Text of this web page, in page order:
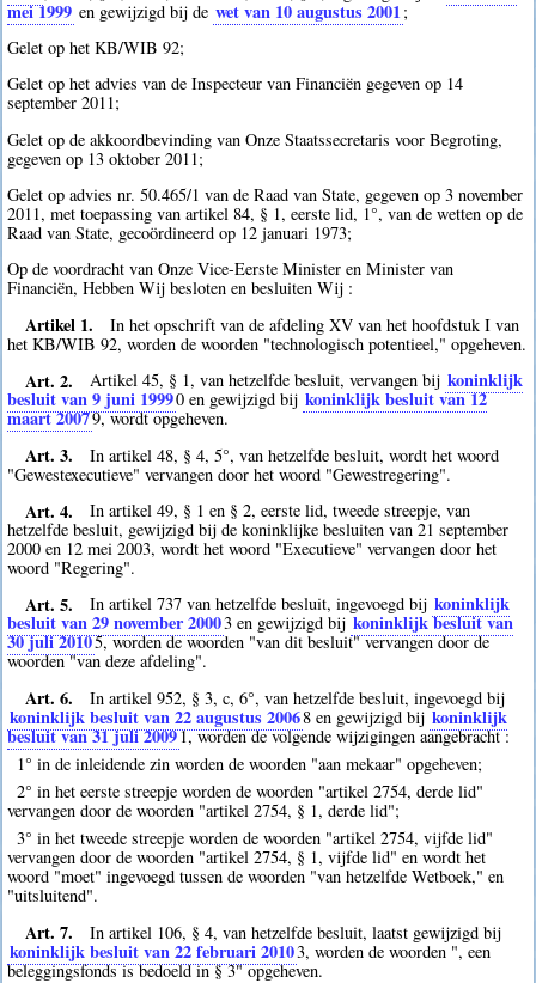
mei 1999 en gewijzigd bij de wet van 10 augustus 2001;
Gelet op het KB/WIB 92;
Gelet op het advies van de Inspecteur van Financiën gegeven op 14
september 2011;
Gelet op de akkoordbevinding van Onze Staatssecretaris voor Begroting,
gegeven op 13 oktober 2011;
Gelet op advies nr. 50.465/1 van de Raad van State, gegeven op 3 november
2011, met toepassing van artikel 84, § 1, eerste lid, 1°, van de wetten op de
Raad van State, gecoördineerd op 12 januari 1973;
Op de voordracht van Onze Vice-Eerste Minister en Minister van
Financiën, Hebben Wij besloten en besluiten Wij :
Artikel 1.
In het opschrift van de afdeling XV van het hoofdstuk I van
het KB/WIB 92, worden de woorden "technologisch potentieel," opgeheven.
Art. 2. Artikel 45, § 1, van hetzelfde besluit, vervangen bij koninklijk
besluit van 9 juni 19990 en gewijzigd bij koninklijk besluit van 12
maart 20079, wordt opgeheven.
Art. 3.
In artikel 48, § 4, 5°, van hetzelfde besluit, wordt het woord
"Gewestexecutieve" vervangen door het woord "Gewestregering".
Art. 4.
In artikel 49, § 1 en § 2, eerste lid, tweede streepje, van
hetzelfde besluit, gewijzigd bij de koninklijke besluiten van 21 september
2000 en 12 mei 2003, wordt het woord "Executieve" vervangen door het
woord "Regering".
Art. 5. In artikel 737 van hetzelfde besluit, ingevoegd bij koninklijk
besluit van 29 november 20003 en gewijzigd bij koninklijk besluit van
30 juli 20105, worden de woorden "van dit besluit" vervangen door de
woorden "van deze afdeling".
Art. 6. In artikel 952, § 3, c, 6°, van hetzelfde besluit, ingevoegd bij
koninklijk besluit van 22 augustus 20068 en gewijzigd bij koninklijk
besluit van 31 juli 20091, worden de volgende wijzigingen aangebracht :
1° in de inleidende zin worden de woorden "aan mekaar" opgeheven;
2° in het eerste streepje worden de woorden "artikel 2754, derde lid"
vervangen door de woorden "artikel 2754, § 1, derde lid";
3° in het tweede streepje worden de woorden "artikel 2754, vijfde lid"
vervangen door de woorden "artikel 2754, § 1, vijfde lid" en wordt het
woord "moet" ingevoegd tussen de woorden "van hetzelfde Wetboek," en
"uitsluitend".
Art. 7. In artikel 106, § 4, van hetzelfde besluit, laatst gewijzigd bij
koninklijk besluit van 22 februari 20103, worden de woorden ", een
beleggingsfonds is bedoeld in § 3" opgeheven.